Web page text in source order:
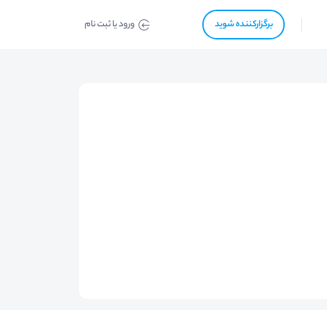
برگزار‌‌کننده شوید ورود یا ثبت نام